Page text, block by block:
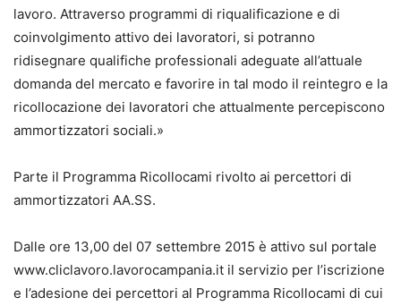
lavoro. Attraverso programmi di riqualificazione e di
coinvolgimento attivo dei lavoratori, si potranno
ridisegnare qualifiche professionali adeguate all’attuale
domanda del mercato e favorire in tal modo il reintegro e la
ricollocazione dei lavoratori che attualmente percepiscono
ammortizzatori sociali.»
Parte il Programma Ricollocami rivolto ai percettori di
ammortizzatori AA.SS.
Dalle ore 13,00 del 07 settembre 2015 è attivo sul portale
www.cliclavoro.lavorocampania.it il servizio per l’iscrizione
e l’adesione dei percettori al Programma Ricollocami di cui